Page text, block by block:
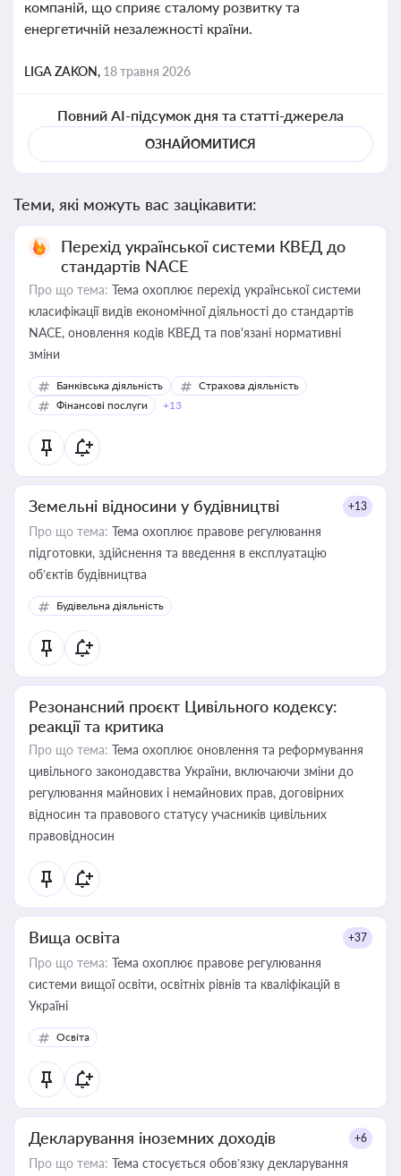
компаній, що сприяє сталому розвитку та
енергетичній незалежності країни.
LIGA ZAKON, 18 травня 2026
Повний AI-підсумок дня та статті-джерела
ОЗНАЙОМИТИСЯ
Теми, які можуть вас зацікавити:
Перехід української системи КВЕД до
стандартів NACE
Про що тема: Тема охоплює перехід української системи
класифікації видів економічної діяльності до стандартів
NACE, оновлення кодів КВЕД та пов'язані нормативні
зміни
Банківська діяльність
Страхова діяльність
Фінансові послуги
+13
Земельні відносини у будівництві +13
Про що тема: Тема охоплює правове регулювання
підготовки, здійснення та введення в експлуатацію
об’єктів будівництва
Будівельна діяльність
Резонансний проєкт Цивільного кодексу:
реакції та критика
Про що тема: Тема охоплює оновлення та реформування
цивільного законодавства України, включаючи зміни до
регулювання майнових і немайнових прав, договірних
відносин та правового статусу учасників цивільних
правовідносин
Вища освіта +37
Про що тема: Тема охоплює правове регулювання
системи вищої освіти, освітніх рівнів та кваліфікацій в
Україні
Освіта
Декларування іноземних доходів +6
Про що тема: Тема стосується обов’язку декларування